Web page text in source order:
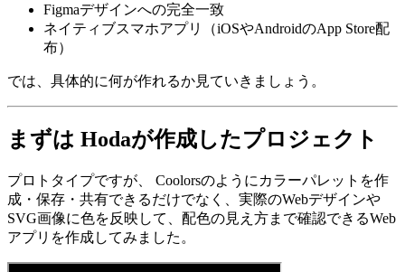
Figmaデザインへの完全一致
ネイティブスマホアプリ（iOSやAndroidのApp Store配
布）
では、具体的に何が作れるか見ていきましょう。
まずは Hodaが作成したプロジェクト
プロトタイプですが、 Coolorsのようにカラーパレットを作
成・保存・共有できるだけでなく、実際のWebデザインや
SVG画像に色を反映して、配色の見え方まで確認できるWeb
アプリを作成してみました。